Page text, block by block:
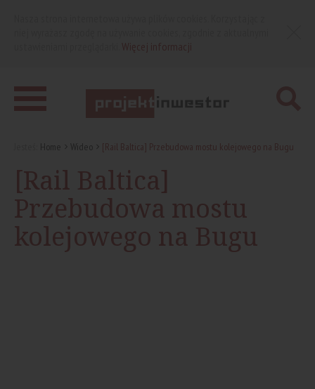
Home Wideo [Rail Baltica] Przebudowa mostu kolejowego na Bugu
[Rail Baltica]
Przebudowa mostu
kolejowego na Bugu